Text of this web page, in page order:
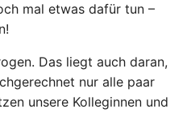
mal etwas dafür tun –
Das liegt auch daran,
nur alle paar
unsere Kolleginnen und